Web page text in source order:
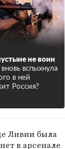
не воин
вспыхнула
в ней
Россия?
Ливии была
в арсенале